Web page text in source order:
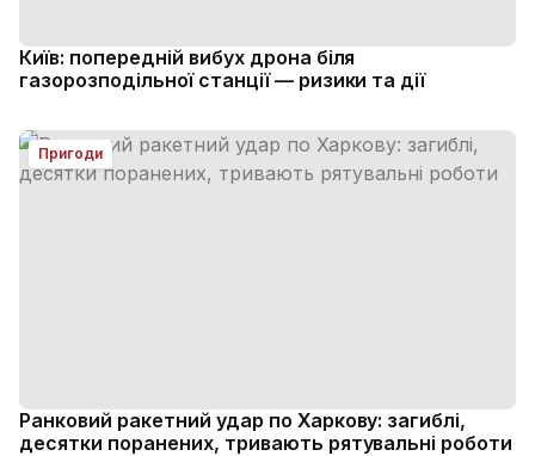
Київ: попередній вибух дрона біля
газорозподільної станції — ризики та дії
Пригоди
Ранковий ракетний удар по Харкову: загиблі,
десятки поранених, тривають рятувальні роботи